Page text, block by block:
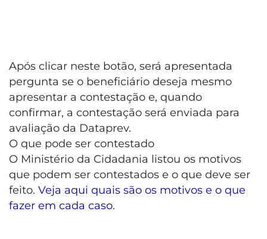
Após clicar neste botão, será apresentada
pergunta se o beneficiário deseja mesmo
apresentar a contestação e, quando
confirmar, a contestação será enviada para
avaliação da Dataprev.
O que pode ser contestado
O Ministério da Cidadania listou os motivos
que podem ser contestados e o que deve ser
feito. Veja aqui quais são os motivos e o que
fazer em cada caso.